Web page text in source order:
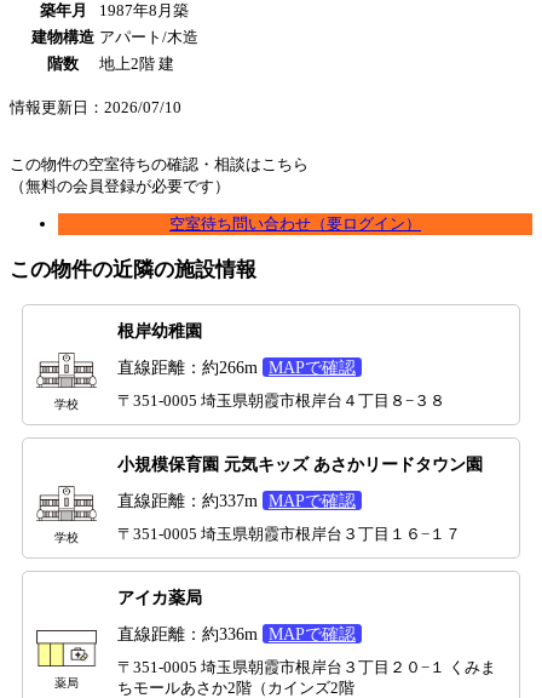
築年月
1987年8月築
建物構造 アパート/木造
階数
地上2階 建
情報更新日：2026/07/10
この物件の空室待ちの確認・相談はこちら
（無料の会員登録が必要です）
空室待ち問い合わせ（要ログイン）
この物件の近隣の施設情報
学校
根岸幼稚園
直線距離：約266m
MAPで確認
〒351-0005 埼玉県朝霞市根岸台４丁目８−３８
学校
小規模保育園 元気キッズ あさかリードタウン園
直線距離：約337m
MAPで確認
〒351-0005 埼玉県朝霞市根岸台３丁目１６−１７
薬局
アイカ薬局
直線距離：約336m
MAPで確認
〒351-0005 埼玉県朝霞市根岸台３丁目２０−１ くみま
ちモールあさか2階（カインズ2階